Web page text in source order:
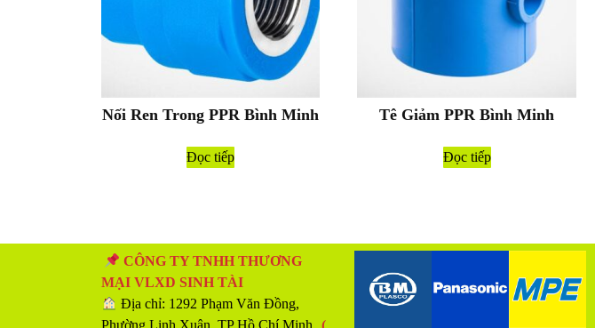
Nối Ren Trong PPR Bình Minh
Đọc tiếp
Tê Giảm PPR Bình Minh
Đọc tiếp
CÔNG TY TNHH THƯƠNG
MẠI VLXD SINH TÀI
Địa chỉ: 1292 Phạm Văn Đồng,
Phường Linh Xuân, TP Hồ Chí Minh
(